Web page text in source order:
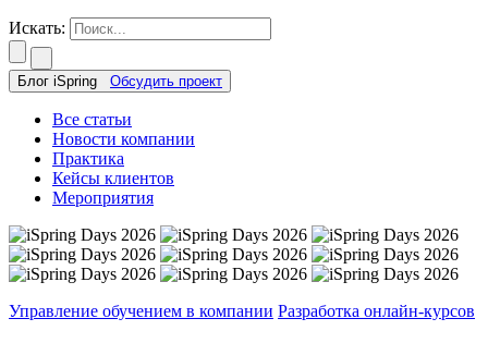
Искать:
Блог iSpring Обсудить проект
Все статьи
Новости компании
Практика
Кейсы клиентов
Мероприятия
Управление обучением в компании Разработка онлайн-курсов